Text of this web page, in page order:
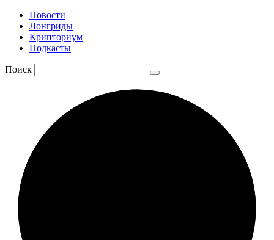
Новости
Лонгриды
Крипториум
Подкасты
Поиск